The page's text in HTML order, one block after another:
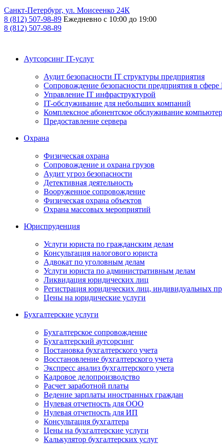
Санкт-Петербург, ул. Моисеенко 24К
8 (812) 507-98-89 Ежедневно с 10:00 до 19:00
8 (812) 507-98-89
Аутсорсинг IT-услуг
Аудит безопасности IT структуры предприятия
Сопровождение безопасности предприятия в сфере
Управление IT инфраструктурой
IT-обслуживание для небольших компаний
Комплексное абонентское обслуживание
Предоставление сервера
Охрана
Физическая охрана
Сопровождение и охрана грузов
Аудит угроз безопасности
Детективная деятельность
Вооруженное сопровождение
Физическая охрана объектов
Охрана массовых мероприятий
Юриспруденция
Услуги юриста по гражданским делам
Консультация налогового юриста
Адвокат по уголовным делам
Услуги юриста по административным делам
Ликвидация юридических лиц
Регистрация юридических лиц, индивидуальных
Цены на юридические услуги
Бухгалтерские услуги
Бухгалтерское сопровождение
Бухгалтерский аутсорсинг
Постановка бухгалтерского учета
Восстановление бухгалтерского учета
Экспресс анализ бухгалтерского учета
Кадровое делопроизводство
Расчет заработной платы
Ведение зарплаты иностранных граждан
Нулевая отчетность для ООО
Нулевая отчетность для ИП
Консультация бухгалтера
Цены на бухгалтерские услуги
Калькулятор бухгалтерских услуг